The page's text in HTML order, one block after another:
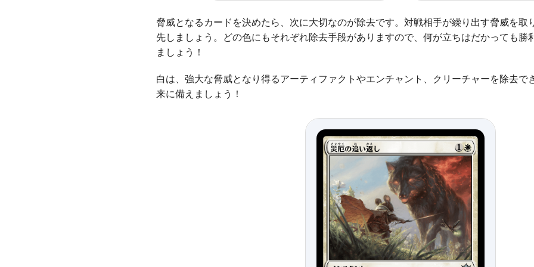
脅威となるカードを決めたら、次に大切なのが除去です。対戦相手が繰り出す脅威を取
先しましょう。どの色にもそれぞれ除去手段がありますので、何が立ちはだかっても勝
ましょう！
白は、強大な脅威となり得るアーティファクトやエンチャント、クリーチャーを除去で
来に備えましょう！